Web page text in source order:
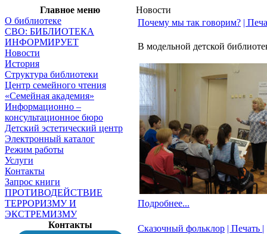
Главное меню
О библиотеке
СВО: БИБЛИОТЕКА
ИНФОРМИРУЕТ
Новости
История
Структура библиотеки
Центр семейного чтения
«Семейная академия»
Информационно –
консультационное бюро
Детский эстетический центр
Электронный каталог
Режим работы
Услуги
Контакты
Запрос книги
ПРОТИВОДЕЙСТВИЕ
ТЕРРОРИЗМУ И
ЭКСТРЕМИЗМУ
Контакты
Новости
Почему мы так говорим? |
В модельной детской
Подробнее...
Сказочный фольклор | Печать |